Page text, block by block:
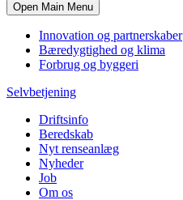
Open Main Menu
Innovation og partnerskaber
Bæredygtighed og klima
Forbrug og byggeri
Selvbetjening
Driftsinfo
Beredskab
Nyt renseanlæg
Nyheder
Job
Om os